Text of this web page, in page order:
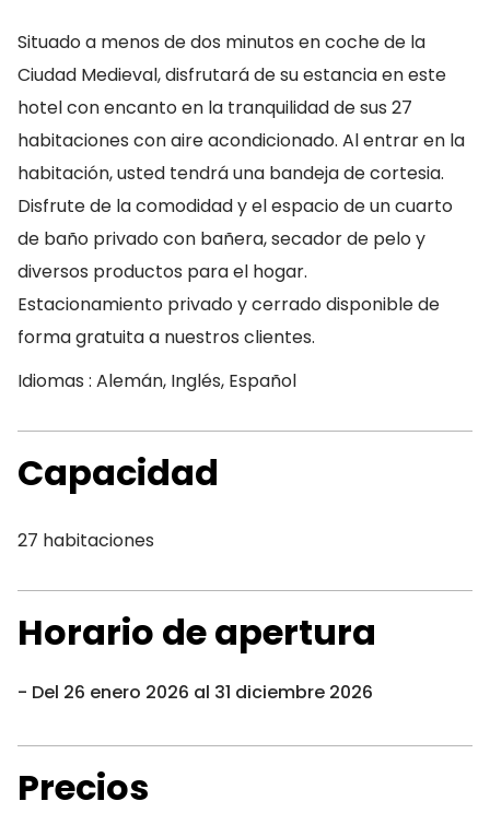
Situado a menos de dos minutos en coche de la
Ciudad Medieval, disfrutará de su estancia en este
hotel con encanto en la tranquilidad de sus 27
habitaciones con aire acondicionado. Al entrar en la
habitación, usted tendrá una bandeja de cortesia.
Disfrute de la comodidad y el espacio de un cuarto
de baño privado con bañera, secador de pelo y
diversos productos para el hogar.
Estacionamiento privado y cerrado disponible de
forma gratuita a nuestros clientes.
Idiomas : Alemán, Inglés, Español
Capacidad
27 habitaciones
Horario de apertura
Del 26 enero 2026 al 31 diciembre 2026
Precios